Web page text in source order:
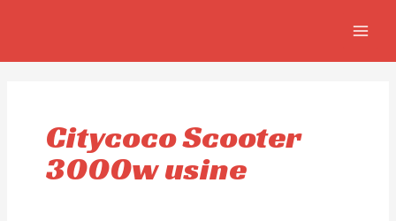
Citycoco Scooter
3000w usine